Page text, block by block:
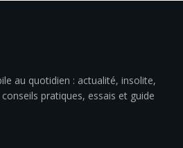
au quotidien : actualité, insolite,
pratiques, essais et guide